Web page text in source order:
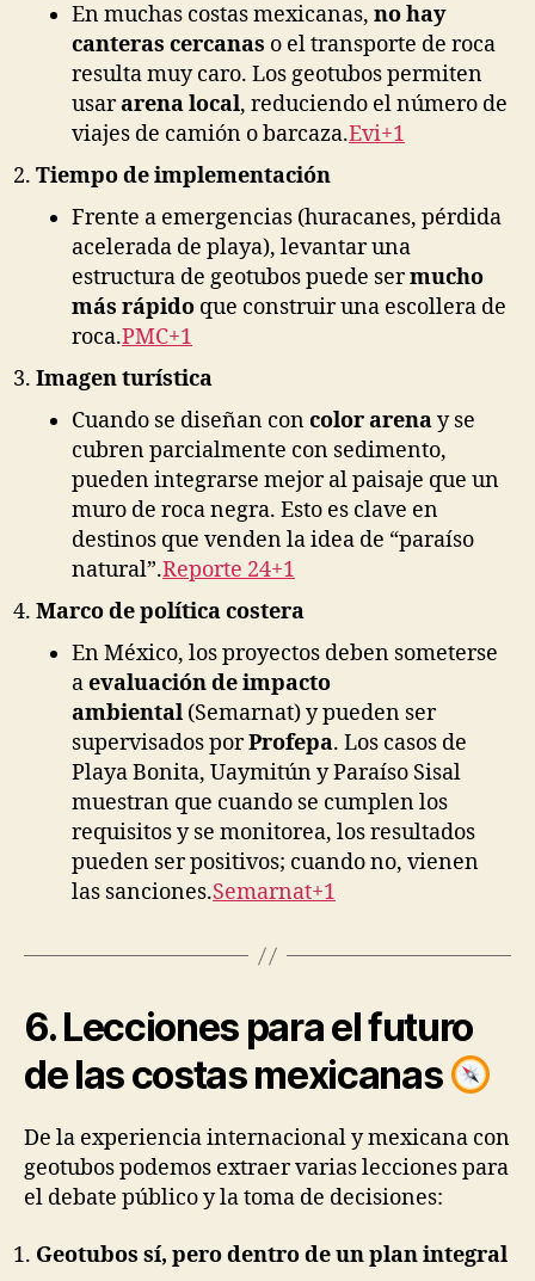
En muchas costas mexicanas, no hay
canteras cercanas o el transporte de roca
resulta muy caro. Los geotubos permiten
usararena local, reduciendo el número de
viajes de camión o barcaza.Evi+1
Tiempo de implementación
Frente a emergencias (huracanes, pérdida
acelerada de playa), levantar una
estructura de geotubos puede sermucho
más rápido que construir una escollera de
roca.PMC+1
Imagen turística
Cuando se diseñan concolor arenay se
cubren parcialmente con sedimento,
pueden integrarse mejor al paisaje que un
muro de roca negra. Esto es clave en
destinos que venden la idea de “paraíso
natural”.Reporte 24+1
Marco de política costera
En México, los proyectos deben someterse
aevaluación de impacto
ambiental (Semarnat) y pueden ser
supervisados porProfepa. Los casos de
Playa Bonita, Uaymitún y Paraíso Sisal
muestran que cuando se cumplen los
requisitos y se monitorea, los resultados
pueden ser positivos; cuando no, vienen
las sanciones.Semarnat+1
6. Lecciones para el futuro
de las costas mexicanas
De la experiencia internacional y mexicana con
geotubos podemos extraer varias lecciones para
el debate público y la toma de decisiones:
Geotubos sí, pero dentro de un plan integral